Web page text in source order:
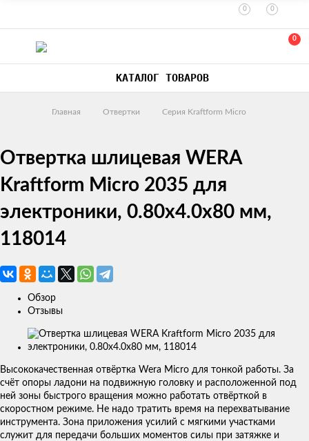
0 0
0
КАТАЛОГ ТОВАРОВ
Главная Отвертки Серия Kraftform Micro
Отвертка шлицевая WERA
Kraftform Micro 2035 для
электроники, 0.80x4.0x80 мм,
118014
Обзор
Отзывы
Изображения
товаров
Высококачественная отвёртка Wera Micro для тонкой работы. За
счёт опоры ладони на подвижную головку и расположенной под
ней зоны быстрого вращения можно работать отвёрткой в
скоростном режиме. Не надо тратить время на перехватывание
инструмента. Зона приложения усилий с мягкими участками
служит для передачи больших моментов силы при затяжке и